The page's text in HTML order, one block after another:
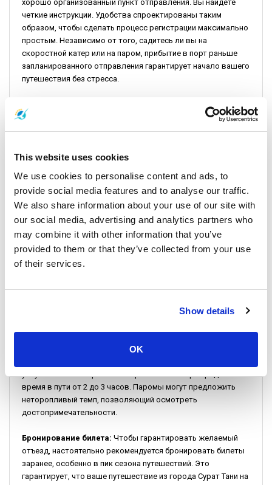
This website uses cookies
We use cookies to personalise content and ads, to
provide social media features and to analyse our traffic.
We also share information about your use of our site with
our social media, advertising and analytics partners who
may combine it with other information that you’ve
provided to them or that they’ve collected from your use
of their services.
Show details
OK
хорошо организованный пункт отправления. Вы найдете
четкие инструкции. Удобства спроектированы таким
образом, чтобы сделать процесс регистрации максимально
простым. Независимо от того, садитесь ли вы на
скоростной катер или на паром, прибытие в порт раньше
запланированного отправления гарантирует начало вашего
путешествия без стресса.
Информация о ценах: обзор
катер продаются по конкурентоспособной цене – 20
Традиционный паром:Для тех, кто ищет более
экономичный маршрут или любит идти по склону.
Комбинированный билет на автобус и паром можно
приобрести за 17 долларов. Это экономически
эффективное решение, не жертвуя при этом сутью
Важные моменты для вашего
Расписание рейсов из города Сурат
время в пути от 2 до 3 часов. Паромы могут предложить
неторопливый темп, позволяющий осмотреть
достопримечательности.
Бронирование билета: Чтобы гарантировать желаемый
отъезд, настоятельно рекомендуется бронировать билеты
заранее, особенно в пик сезона путешествий. Это
гарантирует, что ваше путешествие из города Сурат Тани на